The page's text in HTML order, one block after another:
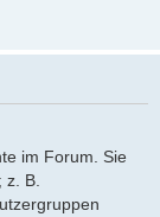
im Forum. Sie
B.